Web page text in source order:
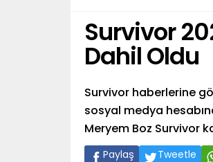
Survivor
Dahil Oldu
Survivor haberlerine
sosyal medya
Meryem Boz Survivor
Paylaş Tweetle